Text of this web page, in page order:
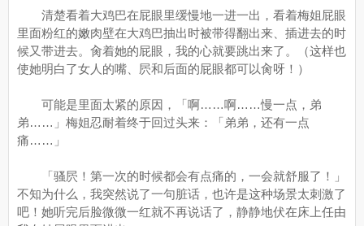
清楚看着大鸡巴在屁眼里缓慢地一进一出，看着梅姐屁眼
里面粉红的嫩肉壁在大鸡巴抽出时被带得翻出来、插进去的时
候又带进去。肏着她的屁眼，我的心就要跳出来了。（这样也
使她明白了女人的嘴、屄和后面的屁眼都可以肏呀！）
可能是里面太紧的原因，「啊……啊……慢一点，弟
弟……」梅姐忍耐着终于回过头来：「弟弟，还有一点
痛……」
「骚屄！第一次的时候都会有点痛的，一会就舒服了！」
不知为什么，我突然说了一句脏话，也许是这种场景太刺激了
吧！她听完后脸微微一红就不再说话了，静静地伏在床上任由